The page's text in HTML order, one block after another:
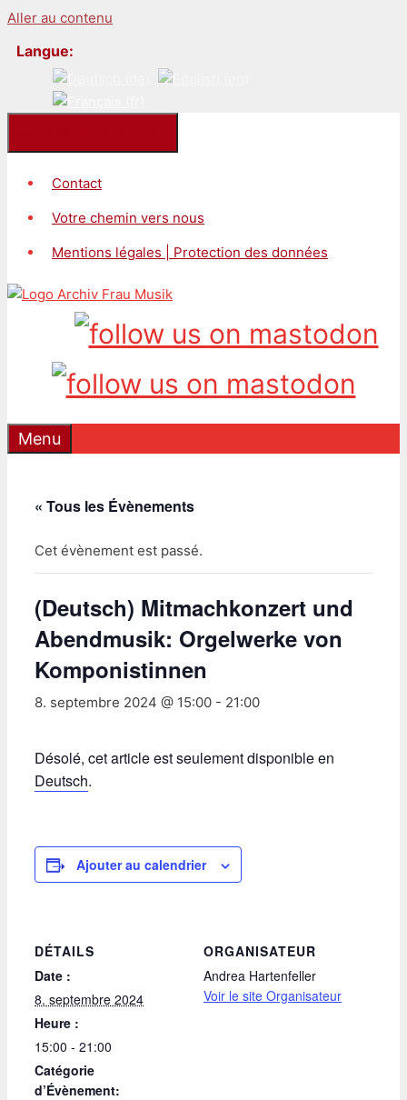
Aller au contenu
Langue:
Contact
Votre chemin vers nous
Mentions légales | Protection des données
Menu
« Tous les Évènements
Cet évènement est passé.
(Deutsch) Mitmachkonzert und
Abendmusik: Orgelwerke von
Komponistinnen
8. septembre 2024 @ 15:00 - 21:00
Désolé, cet article est seulement disponible en
Deutsch.
Ajouter au calendrier
DÉTAILS
Date :
8. septembre 2024
Heure :
15:00 - 21:00
Catégorie
d’Évènement:
ORGANISATEUR
Andrea Hartenfeller
Voir le site Organisateur